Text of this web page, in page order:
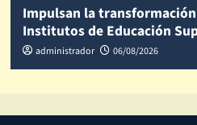
Impulsan la
Institutos de Educación
administrador 06/08/2026